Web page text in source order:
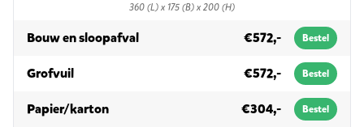
360 (L) x 175 (B) x 200 (H)
Bouw en sloopafvalin 10m³ (gesloten) €572,- Bestel
Grofvuilin 10m³ (gesloten) €572,- Bestel
Papier/kartonin 10m³ (gesloten) €304,- Bestel